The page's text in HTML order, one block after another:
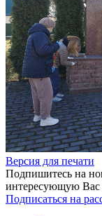
Версия для печати
Подпишитесь на
интересующую
Подписаться на